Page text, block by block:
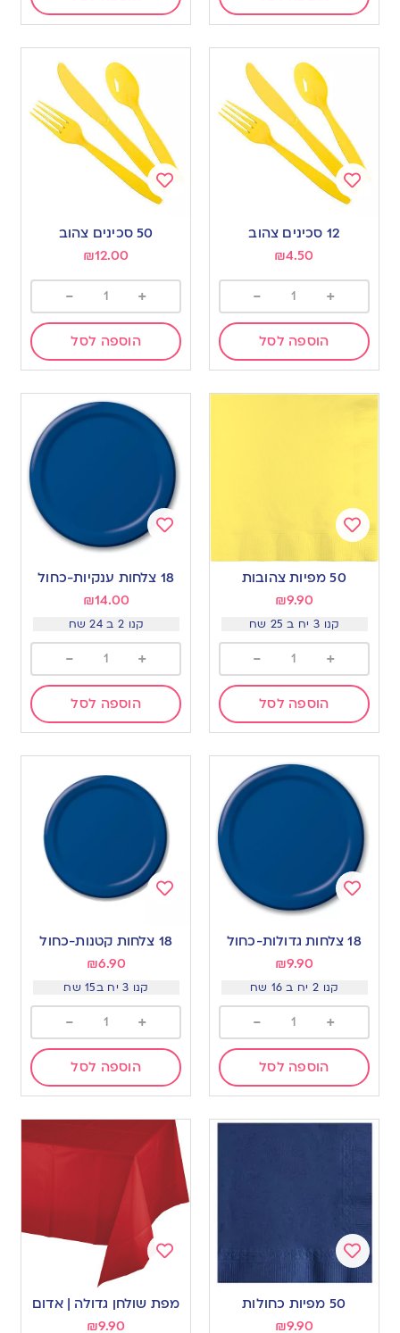
Add
wishlist
12 סכינים צהוב
₪4.50
+
-
הוספה לסל
Add
wishlist
50 סכינים צהוב
₪12.00
+
-
הוספה לסל
50 מפיות צהובות
₪9.90
קנו 3 יח ב 25 שח
+
-
הוספה לסל
to
18 צלחות ענקיות-כחול
₪14.00
קנו 2 ב 24 שח
+
-
הוספה לסל
to
wishlist
18 צלחות גדולות-כחול
₪9.90
קנו 2 יח ב 16 שח
+
-
הוספה לסל
to
wishlist
18 צלחות קטנות-כחול
₪6.90
קנו 3 יח ב15 שח
+
-
הוספה לסל
Add
50 מפיות כחולות
₪9.90
to
מפת שולחן גדולה | אדום
₪9.90